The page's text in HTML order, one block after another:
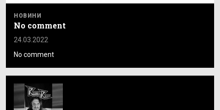
НОВИНИ
No comment
24.03.2022
No comment